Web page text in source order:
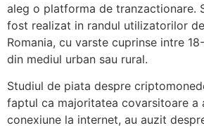
aleg o platforma de tranzactionare.
fost realizat in randul utilizatorilor
Romania, cu varste cuprinse intre
din mediul urban sau rural.
Studiul de piata despre
faptul ca majoritatea covarsitoare a
conexiune la internet, au auzit